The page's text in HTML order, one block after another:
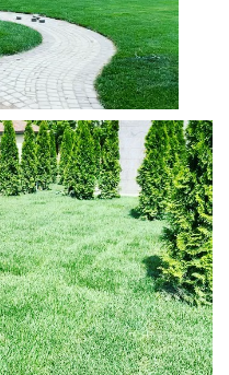
Вызвать замерщика